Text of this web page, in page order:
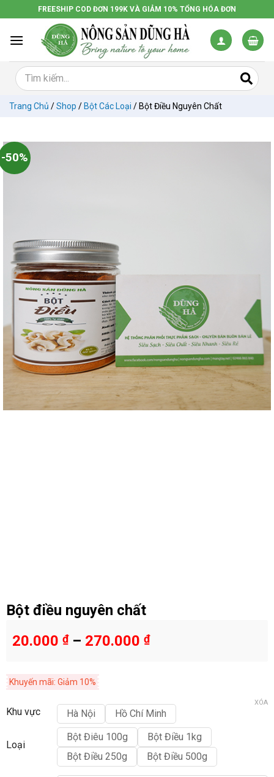
đến
dung
FREESHIP COD ĐƠN 199K VÀ GIẢM 10% TỔNG HÓA ĐƠN
Trang Chủ /Shop / Bột Các Loại / Bột Điều Nguyên Chất
-50%
Bột điều nguyên chất
20.000 ₫– 270.000 ₫
Khuyến mãi: Giảm 10%
Khu vực Hà Nội Hồ Chí Minh
Loại
Bột Điêu 100g
Bột Điều 1kg
Bột Điều 250g
Bột Điều 500g
XÓA